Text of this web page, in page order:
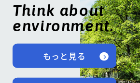
Think about
environment.
もっと見る